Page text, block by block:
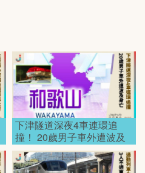
下津隧道深夜4車連環追
撞！ 20歲男子車外遭波及
身亡！